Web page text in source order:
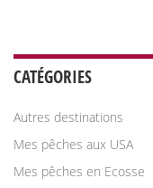
CATÉGORIES
Autres destinations
Mes pêches aux USA
Mes pêches en Ecosse